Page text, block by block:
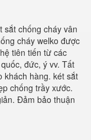
sắt chống cháy vân
cháy welko được
tiên tiến từ các
đức, ý vv. Tất
khách hàng. két sắt
chống trầy xước.
Đảm bảo thuận